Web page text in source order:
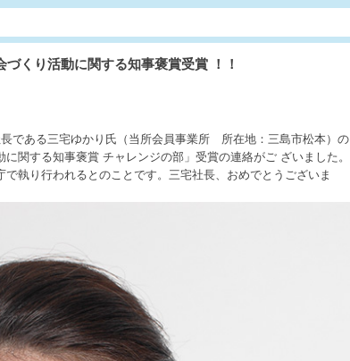
くり活動に関する知事褒賞受賞 ！！
である三宅ゆかり氏（当所会員事業所 所在地：三島市松本）の
関する知事褒賞 チャレンジの部」受賞の連絡がご ざいました。
執り行われるとのことです。三宅社長、おめでとうございま